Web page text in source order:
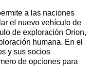
a las naciones
el nuevo vehículo de
de exploración Orion,
humana. En el
y sus socios
de opciones para